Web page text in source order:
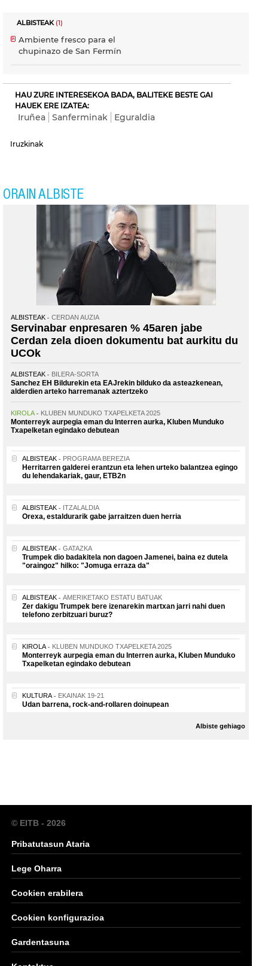
ALBISTEAK(1)
Ambiente fresco para el
chupinazo de San Fermín
HAU ZURE INTERESEKOA BADA, BALITEKE BESTE GAI
HAUEK ERE IZATEA:
Iruñea Sanferminak Eguraldia
Iruzkinak
ORAIN ALBISTE
ALBISTEAK CERDAN AUZIA
Servinabar enpresaren % 45aren jabe
Cerdan zela dioen dokumentu bat aurkitu du
UCOk
ALBISTEAK BILERA-SORTA
Sanchez EH Bildurekin eta EAJrekin bilduko da asteazkenean,
alderdien arteko harremanak aztertzeko
KIROLA KLUBEN MUNDUKO TXAPELKETA 2025
Monterreyk aurpegia eman du Interren aurka, Kluben Munduko
Txapelketan egindako debutean
ALBISTEAK PROGRAMA BEREZIA
Herritarren galderei erantzun eta lehen urteko balantzea egingo
du lehendakariak, gaur, ETB2n
ALBISTEAK ITZALALDIA
Orexa, estaldurarik gabe jarraitzen duen herria
ALBISTEAK GATAZKA
Trumpek dio badakitela non dagoen Jamenei, baina ez dutela
"oraingoz" hilko: "Jomuga erraza da"
ALBISTEAK AMERIKETAKO ESTATU BATUAK
Zer dakigu Trumpek bere izenarekin martxan jarri nahi duen
telefono zerbitzuari buruz?
KIROLA KLUBEN MUNDUKO TXAPELKETA 2025
Monterreyk aurpegia eman du Interren aurka, Kluben Munduko
Txapelketan egindako debutean
KULTURA EKAINAK 19-21
Udan barrena, rock-and-rollaren doinupean
Albiste gehiago
© EITB - 2026
Pribatutasun Ataria
Lege Oharra
Cookien erabilera
Cookien konfigurazioa
Gardentasuna